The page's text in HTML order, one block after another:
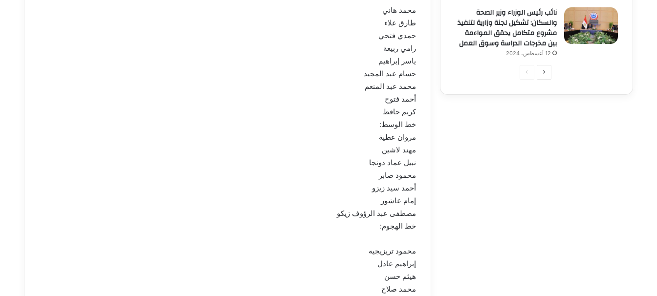
محمد هاني
طارق علاء
حمدي فتحي
رامي ربيعة
ياسر إبراهيم
حسام عبد المجيد
محمد عبد المنعم
أحمد فتوح
كريم حافظ
خط الوسط:
مروان عطية
مهند لاشين
نبيل عماد دونجا
محمود صابر
أحمد سيد زيزو
إمام عاشور
مصطفى عبد الرؤوف زيكو
خط الهجوم:
محمود تريزيجيه
إبراهيم عادل
هيثم حسن
محمد صلاح
نائب رئيس الوزراء وزير الصحة
والسكان: تشكيل لجنة وزارية لتنفيذ
مشروع متكامل يحقق المواءمة
بين مخرجات الدراسة وسوق العمل
12 أغسطس، 2024
الصفحةالصفحة